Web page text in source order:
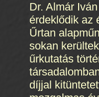
Dr. Almár
érdeklődik az
Űrtan
sokan
űrkutatás
díjjal